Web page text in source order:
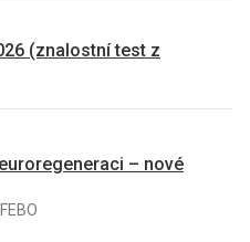
(znalostní test z
– nové